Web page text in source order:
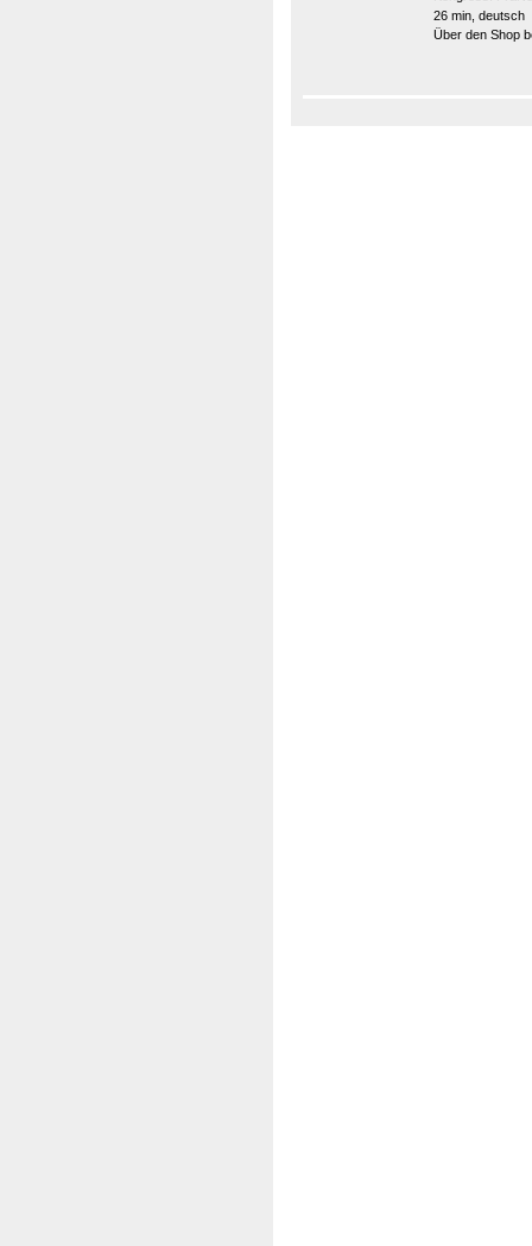
26 min, deutsch
Über den Shop